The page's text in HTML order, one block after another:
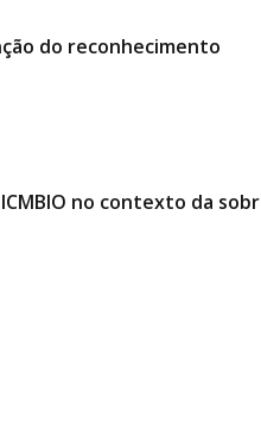
do reconhecimento
no contexto da